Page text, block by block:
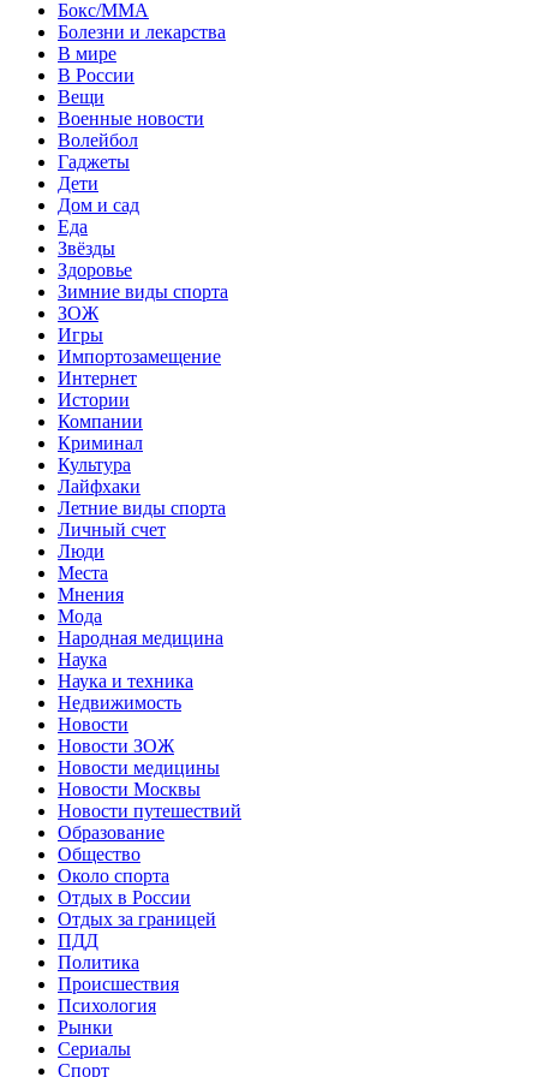
Бокс/MMA
Болезни и лекарства
В мире
В России
Вещи
Военные новости
Волейбол
Гаджеты
Дети
Дом и сад
Еда
Звёзды
Здоровье
Зимние виды спорта
ЗОЖ
Игры
Импортозамещение
Интернет
Истории
Компании
Криминал
Культура
Лайфхаки
Летние виды спорта
Личный счет
Люди
Места
Мнения
Мода
Народная медицина
Наука
Наука и техника
Недвижимость
Новости
Новости ЗОЖ
Новости медицины
Новости Москвы
Новости путешествий
Образование
Общество
Около спорта
Отдых в России
Отдых за границей
ПДД
Политика
Происшествия
Психология
Рынки
Сериалы
Спорт